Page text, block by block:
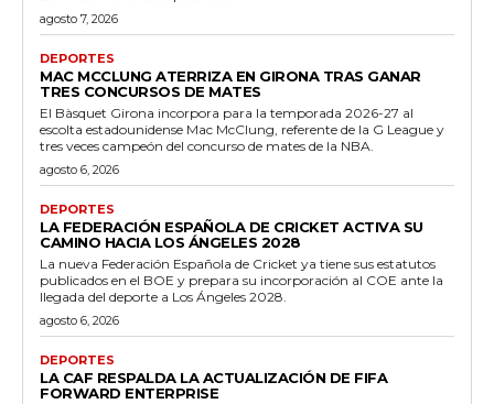
agosto 7, 2026
DEPORTES
MAC MCCLUNG ATERRIZA EN GIRONA TRAS GANAR
TRES CONCURSOS DE MATES
El Bàsquet Girona incorpora para la temporada 2026-27 al
escolta estadounidense Mac McClung, referente de la G League y
tres veces campeón del concurso de mates de la NBA.
agosto 6, 2026
DEPORTES
LA FEDERACIÓN ESPAÑOLA DE CRICKET ACTIVA SU
CAMINO HACIA LOS ÁNGELES 2028
La nueva Federación Española de Cricket ya tiene sus estatutos
publicados en el BOE y prepara su incorporación al COE ante la
llegada del deporte a Los Ángeles 2028.
agosto 6, 2026
DEPORTES
LA CAF RESPALDA LA ACTUALIZACIÓN DE FIFA
FORWARD ENTERPRISE